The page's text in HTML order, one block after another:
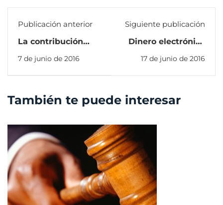
Publicación anterior
La contribución
solidaria sobre la
resulta
7 de junio de 2016
Siguiente publicación
Dinero electrónico
y remuneración
17 de junio de 2016
También te puede interesar